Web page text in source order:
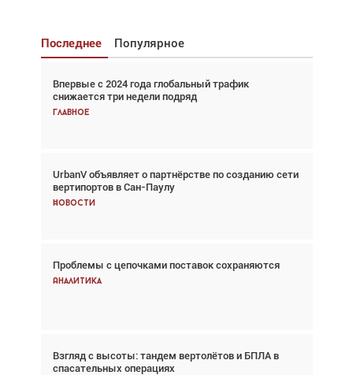
Последнее Популярное
Впервые с 2024 года глобальный трафик
снижается три недели подряд
Главное
UrbanV объявляет о партнёрстве по созданию сети
вертипортов в Сан-Паулу
Новости
Проблемы с цепочками поставок сохраняются
Аналитика
Взгляд с высоты: тандем вертолётов и БПЛА в
спасательных операциях
Взгляд с высоты: тандем вертолётов и БПЛА в
спасательных операциях
Главное
Авиационный фотограф Дэйв Кох: «Фотография
говорит сама за себя... а ИИ всё портит»
Новости
Впервые с 2024 года глобальный трафик
снижается три недели подряд
Частный самолёт – это актив. Подходите к
покупке соответствующим образом